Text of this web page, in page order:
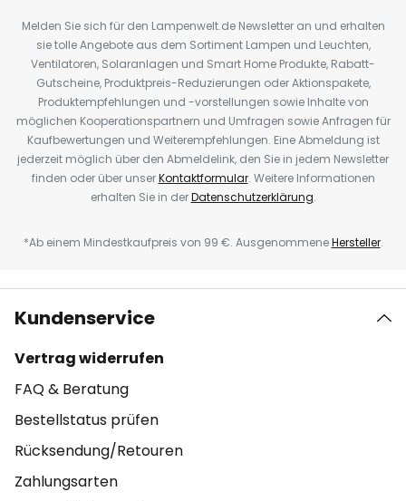
Melden Sie sich für den Lampenwelt.de Newsletter an und erhalten
sie tolle Angebote aus dem Sortiment Lampen und Leuchten,
Ventilatoren, Solaranlagen und Smart Home Produkte, Rabatt-
Gutscheine, Produktpreis-Reduzierungen oder Aktionspakete,
Produktempfehlungen und -vorstellungen sowie Inhalte von
möglichen Kooperationspartnern und Umfragen sowie Anfragen für
Kaufbewertungen und Weiterempfehlungen. Eine Abmeldung ist
jederzeit möglich über den Abmeldelink, den Sie in jedem Newsletter
finden oder über unserKontaktformular. Weitere Informationen
erhalten Sie in derDatenschutzerklärung.
*Ab einem Mindestkaufpreis von 99 €. AusgenommeneHersteller.
Kundenservice
Vertrag widerrufen
FAQ & Beratung
Bestellstatus prüfen
Rücksendung/Retouren
Zahlungsarten